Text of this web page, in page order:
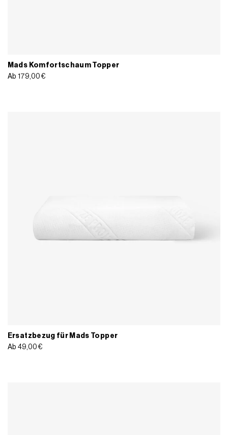
Mads Komfortschaum Topper
Ab 179,00 €
Ersatzbezug für Mads Topper
Ab 49,00 €